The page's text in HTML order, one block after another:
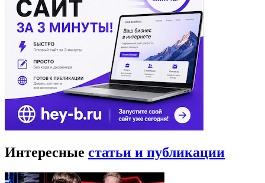
Интересные статьи и публикации